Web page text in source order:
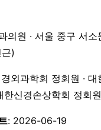
의원 · 서울 중구 서
)
외과학회 정회원 ·
한신경손상학회 정회
: 2026-06-19